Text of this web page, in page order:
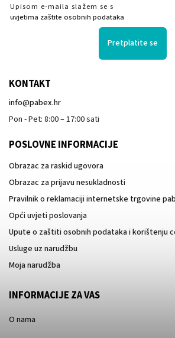
Upisom e-maila slažem se s
uvjetima zaštite osobnih podataka
Pretplatite se
KONTAKT
info@pabex.hr
Pon - Pet: 8:00 – 17:00 sati
POSLOVNE INFORMACIJE
Obrazac za raskid ugovora
Obrazac za prijavu nesukladnosti
Pravilnik o reklamaciji internetske trgovine
Opći uvjeti poslovanja
Upute o zaštiti osobnih podataka i korištenju
Usluge uz narudžbu
Moja narudžba
INFORMACIJE ZA VAS
O nama